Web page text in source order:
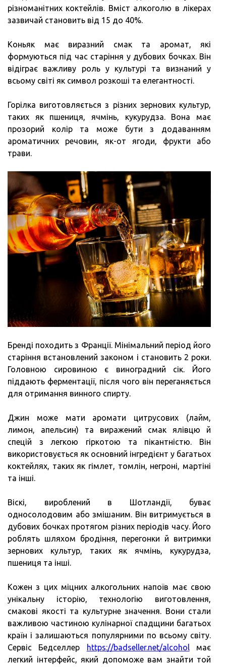
різноманітних коктейлів. Вміст алкоголю в лікерах
зазвичай становить від 15 до 40%.
Коньяк має виразний смак та аромат, які
формуються під час старіння у дубових бочках. Він
відіграє важливу роль у культурі та визнаний у
всьому світі як символ розкоші та елегантності.
Горілка виготовляється з різних зернових культур,
таких як пшениця, ячмінь, кукурудза. Вона має
прозорий колір та може бути з додаванням
ароматичних речовин, як-от ягоди, фрукти або
трави.
Бренді походить з Франції. Мінімальний період його
старіння встановлений законом і становить 2 роки.
Головною сировиною є виноградний сік. Його
піддають ферментації, після чого він переганяється
для отримання винного спирту.
Джин може мати аромати цитрусових (лайм,
лимон, апельсин) та виражений смак ялівцю й
спецій з легкою гіркотою та пікантністю. Він
використовується як основний інгредієнт у багатьох
коктейлях, таких як гімлет, томлін, негроні, мартіні
та інші.
Віскі, вироблений в Шотландії, буває
односолодовим або змішаним. Він витримується в
дубових бочках протягом різних періодів часу. Його
роблять шляхом бродіння, перегонки й витримки
зернових культур, таких як ячмінь, кукурудза,
пшениця та інші.
Кожен з цих міцних алкогольних напоїв має свою
унікальну історію, технологію виготовлення,
смакові якості та культурне значення. Вони стали
важливою частиною кулінарної спадщини багатьох
країн і залишаються популярними по всьому світу.
Сервіс Бедселлер
https://badseller.net/alcoholмає
легкий інтерфейс, який допоможе вам знайти той